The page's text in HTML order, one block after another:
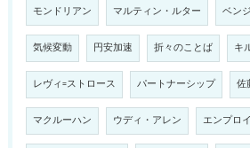
モンドリアン マルティン・ルター ベン
気候変動 円安加速 折々のことば キ
レヴィ=ストロース パートナーシップ 佐
マクルーハン ウディ・アレン エンプロ